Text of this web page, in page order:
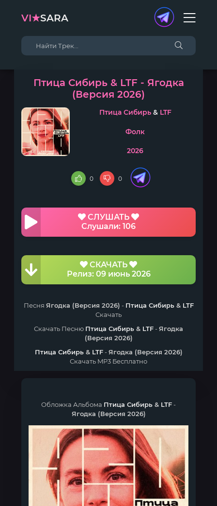
VI★SARA
Птица Сибирь & LTF - Ягодка
(Версия 2026)
Птица Сибирь& LTF
Фолк
2026
0 0
СЛУШАТЬ
Слушали: 106
СКАЧАТЬ
Релиз: 09 июнь 2026
Песня Ягодка (Версия 2026) - Птица Сибирь& LTF
Скачать
Скачать Песню Птица Сибирь & LTF-Ягодка
(Версия 2026)
Птица Сибирь& LTF-Ягодка (Версия 2026)
Скачать MP3 Бесплатно
Обложка Альбома Птица Сибирь & LTF-
Ягодка (Версия 2026)